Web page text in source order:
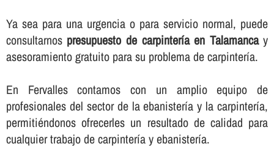
Ya sea para una urgencia o para servicio normal, puede
consultarnos presupuesto de carpinterí­a en Talamancay
asesoramiento gratuito para su problema de carpinterí­a.
En Fervalles contamos con un amplio equipo de
profesionales del sector de la ebanisterí­a y la carpinterí­a,
permitiéndonos ofrecerles un resultado de calidad para
cualquier trabajo de carpinterí­a y ebanisterí­a.